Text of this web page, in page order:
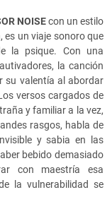
NOISEcon un estilo
es un viaje sonoro que
la psique. Con una
la canción
su valentía al abordar
versos cargados de
y familiar a la vez,
rasgos, habla de
y sabia en las
bebido demasiado
con maestría esa
la vulnerabilidad se